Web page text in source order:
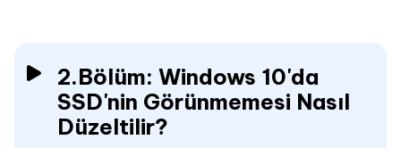
2.Bölüm: Windows 10'da
SSD'nin Görünmemesi Nasıl
Düzeltilir?